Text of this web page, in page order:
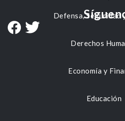
Defensa, Seguridad
Derechos
Economía y
Educación